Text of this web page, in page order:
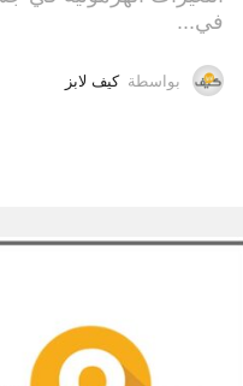
في...
بواسطة كيف لابز